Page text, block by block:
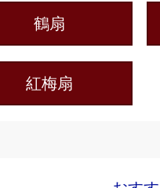
鶴扇
紅梅扇